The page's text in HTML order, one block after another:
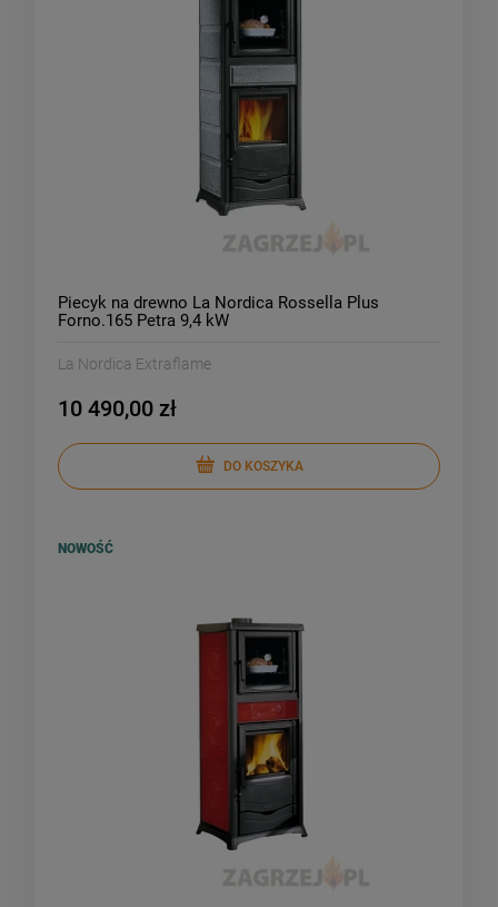
Piecyk na drewno La Nordica Rossella Plus
Forno.165 Petra 9,4 kW
La Nordica Extraflame
10 490,00 zł
DO KOSZYKA
NOWOŚĆ